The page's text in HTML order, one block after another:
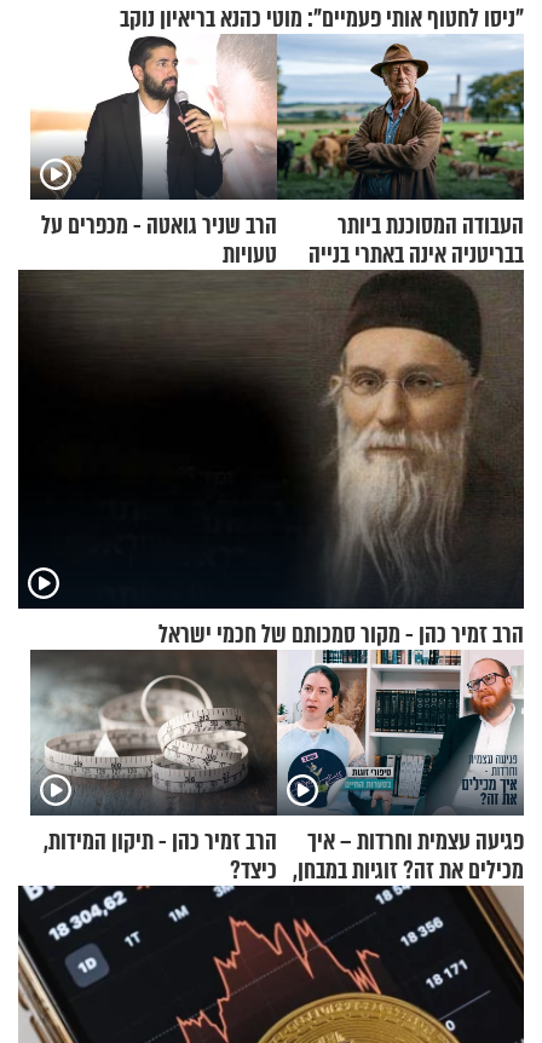
"ניסו לחטוף אותי פעמיים": מוטי כהנא בריאיון נוקב
העבודה המסוכנת ביותר
בבריטניה אינה באתרי בנייה
אלא דווקא בשדות
הרב שניר גואטה - מכפרים על
טעויות
הרב זמיר כהן - מקור סמכותם של חכמי ישראל
פגיעה עצמית וחרדות – איך
מכילים את זה? זוגיות במבחן,
הפעם עם יהודית ואלתר כהן
הרב זמיר כהן - תיקון המידות,
כיצד?